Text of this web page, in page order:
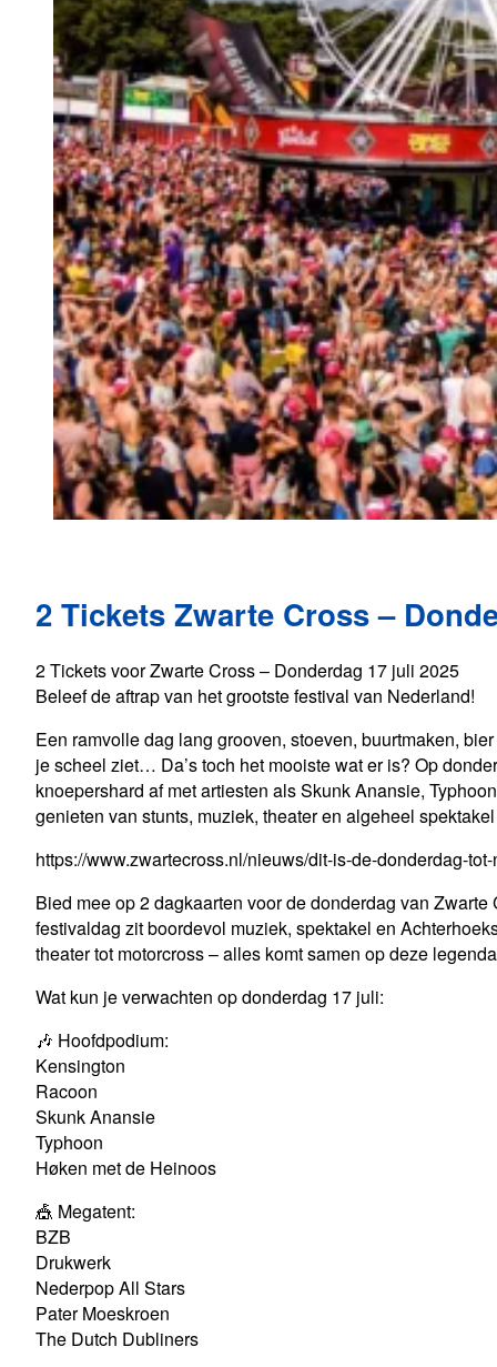
2 Tickets Zwarte Cross –
2 Tickets voor Zwarte Cross – Donderdag 17 juli 2025
Beleef de aftrap van het grootste festival van Nederland!
Een ramvolle dag lang grooven, stoeven, buurtmaken,
je scheel ziet… Da’s toch het mooiste wat er is? Op
knoepershard af met artiesten als Skunk Anansie,
genieten van stunts, muziek, theater en algeheel
https://www.zwartecross.nl/nieuws/dit-is-de-donderdag-
Bied mee op 2 dagkaarten voor de donderdag van
festivaldag zit boordevol muziek, spektakel en
theater tot motorcross – alles komt samen op deze
Wat kun je verwachten op donderdag 17 juli:
🎶 Hoofdpodium:
Kensington
Racoon
Skunk Anansie
Typhoon
Høken met de Heinoos​
🎪 Megatent:
BZB
Drukwerk
Nederpop All Stars
Pater Moeskroen
The Dutch Dubliners​